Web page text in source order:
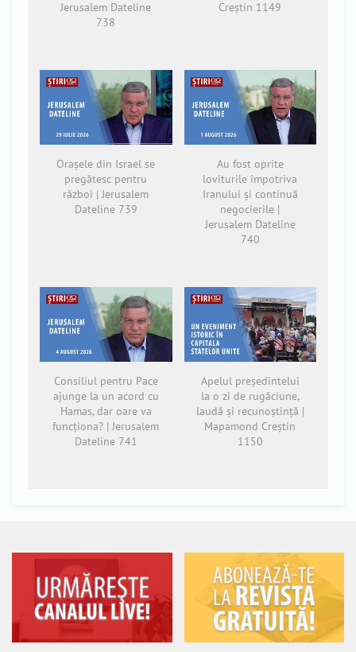
Jerusalem Dateline
738
Creștin 1149
Orașele din Israel se
pregătesc pentru
război | Jerusalem
Dateline 739
Au fost oprite
loviturile împotriva
Iranului și continuă
negocierile |
Jerusalem Dateline
740
Consiliul pentru Pace
ajunge la un acord cu
Hamas, dar oare va
funcționa? | Jerusalem
Dateline 741
Apelul președintelui
la o zi de rugăciune,
laudă și recunoștință |
Mapamond Creștin
1150